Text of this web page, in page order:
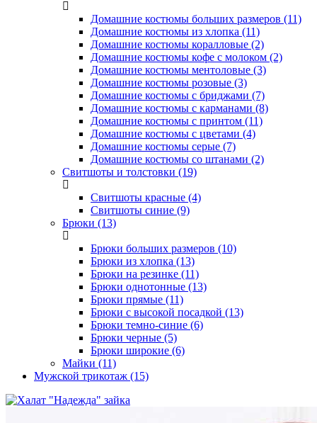
Домашние костюмы больших размеров (11)
Домашние костюмы из хлопка (11)
Домашние костюмы коралловые (2)
Домашние костюмы кофе с молоком (2)
Домашние костюмы ментоловые (3)
Домашние костюмы розовые (3)
Домашние костюмы с бриджами (7)
Домашние костюмы с карманами (8)
Домашние костюмы с принтом (11)
Домашние костюмы с цветами (4)
Домашние костюмы серые (7)
Домашние костюмы со штанами (2)
Свитшоты и толстовки (19)
Свитшоты красные (4)
Свитшоты синие (9)
Брюки (13)
Брюки больших размеров (10)
Брюки из хлопка (13)
Брюки на резинке (11)
Брюки однотонные (13)
Брюки прямые (11)
Брюки с высокой посадкой (13)
Брюки темно-синие (6)
Брюки черные (5)
Брюки широкие (6)
Майки (11)
Мужской трикотаж (15)